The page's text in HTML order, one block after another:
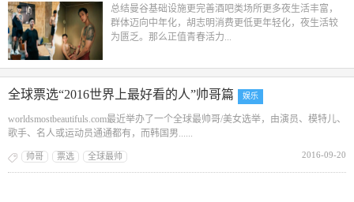
总结曼谷基础设施更完善酒吧类场所更多夜生活丰富，
群体迈向中年化，胡志明消费更低更年轻化，夜生活较
为匮乏。那么正值青春活力...
全球票选“2016世界上最好看的人”帅哥篇 娱乐
worldsmostbeautifuls.com最近举办了一个全球最帅哥/美女选举，由演员、模特儿、
歌手、名人或运动员通通都有，而韩国男......
帅哥 票选 全球最帅 2016-09-20